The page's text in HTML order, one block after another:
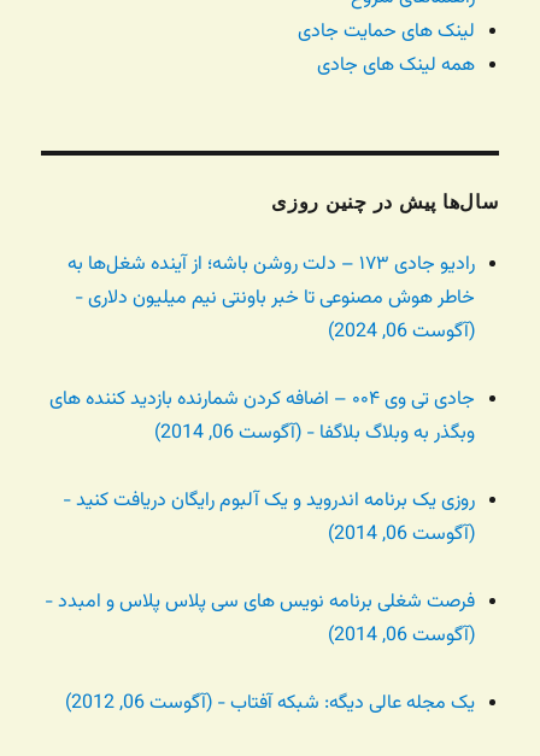
لینک های حمایت جادی
همه لینک های جادی
سال‌ها پیش در چنین روزی
رادیو جادی ۱۷۳ – دلت روشن باشه؛ از آینده شغل‌ها به
خاطر هوش مصنوعی تا خبر باونتی نیم میلیون دلاری -
(آگوست 06, 2024)
جادی تی وی ۰۰۴ – اضافه کردن شمارنده بازدید کننده های
وبگذر به وبلاگ بلاگفا - (آگوست 06, 2014)
روزی یک برنامه اندروید و یک آلبوم رایگان دریافت کنید -
(آگوست 06, 2014)
فرصت شغلی برنامه نویس های سی پلاس پلاس و امبدد -
(آگوست 06, 2014)
یک مجله عالی دیگه: شبکه آفتاب - (آگوست 06, 2012)